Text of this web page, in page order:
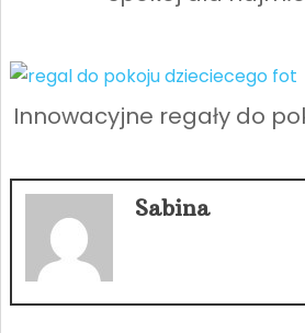
Innowacyjne regały do
Sabina